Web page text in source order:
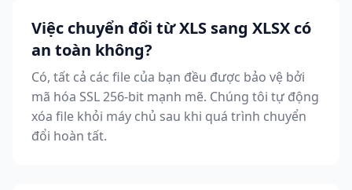
Việc chuyển đổi từ XLS sang XLSX có
an toàn không?
Có, tất cả các file của bạn đều được bảo vệ bởi
mã hóa SSL 256-bit mạnh mẽ. Chúng tôi tự động
xóa file khỏi máy chủ sau khi quá trình chuyển
đổi hoàn tất.